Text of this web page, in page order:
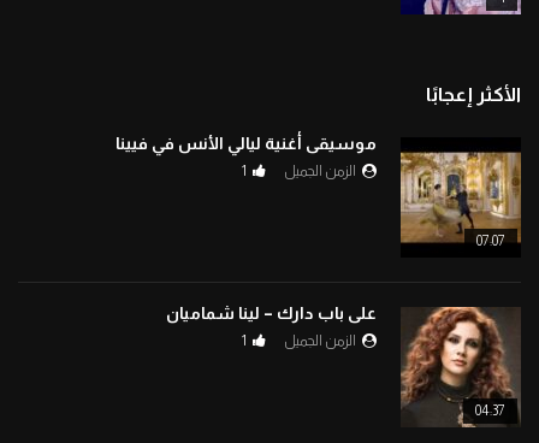
الأكثر إعجابًا
07:07
موسيقى أغنية ليالي الأنس في فيينا
الزمن الجميل 1
04:37
على باب دارك – لينا شماميان
الزمن الجميل 1